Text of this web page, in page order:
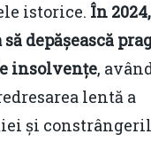
istorice. În
depășească
insolvențe,
lentă a
și